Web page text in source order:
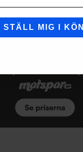
STÄLL MIG I KÖN